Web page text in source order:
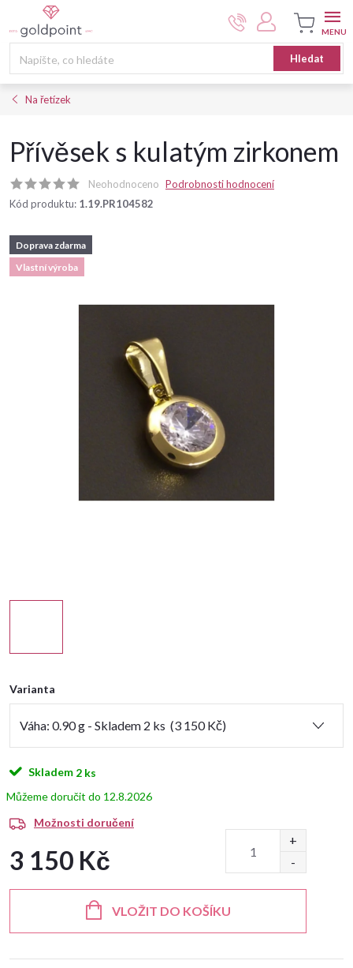
na
Hledat
Nákupní
košík
Na řetízek
Přívěsek s kulatým zirkonem
Neohodnoceno Podrobnosti hodnocení
Kód produktu: 1.19.PR104582
Doprava zdarma
Vlastní výroba
Varianta
Skladem 2 ks
12.8.2026
Možnosti doručení
3 150 Kč
VLOŽIT DO KOŠÍKU